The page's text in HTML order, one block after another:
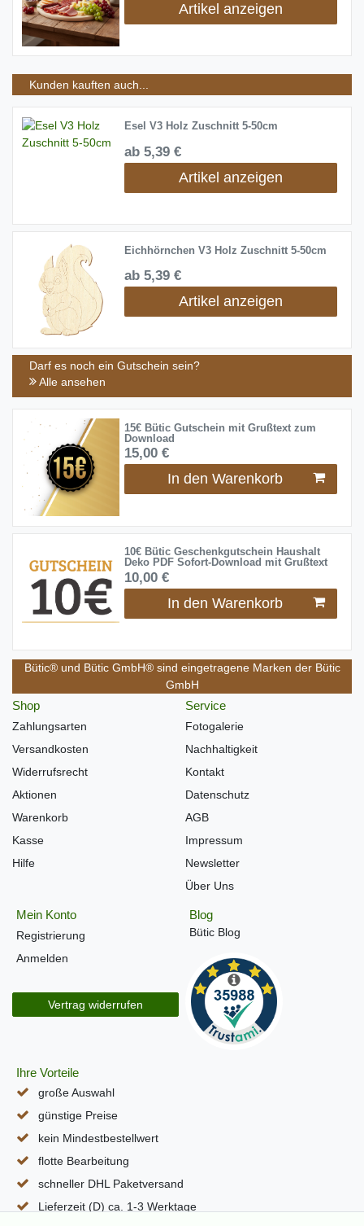
Artikel anzeigen
Kunden kauften auch...
Esel V3 Holz Zuschnitt 5-50cm
ab 5,39 €
Artikel anzeigen
Eichhörnchen V3 Holz Zuschnitt 5-50cm
ab 5,39 €
Artikel anzeigen
Darf es noch ein Gutschein sein?
Alle ansehen
15€ Bütic Gutschein mit Grußtext zum
Download
15,00 €
In den Warenkorb
10€ Bütic Geschenkgutschein Haushalt
Deko PDF Sofort-Download mit Grußtext
10,00 €
In den Warenkorb
Bütic® und Bütic GmbH® sind eingetragene Marken der Bütic
GmbH
Shop
Zahlungsarten
Versandkosten
Widerrufsrecht
Aktionen
Warenkorb
Kasse
Hilfe
Service
Fotogalerie
Nachhaltigkeit
Kontakt
Datenschutz
AGB
Impressum
Newsletter
Über Uns
Mein Konto
Registrierung
Anmelden
Vertrag widerrufen
Blog
Bütic Blog
Ihre Vorteile
große Auswahl
günstige Preise
kein Mindestbestellwert
flotte Bearbeitung
schneller DHL Paketversand
Lieferzeit (D) ca. 1-3 Werktage